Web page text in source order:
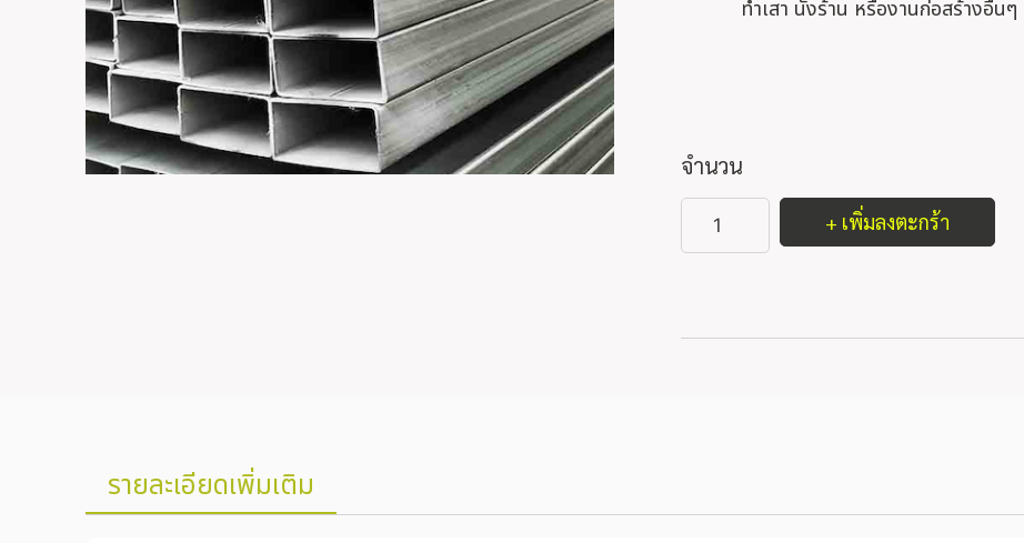
ทำเสา นั่งร้าน หรืองานก่อสร้างอื่นๆ
จำนวน
+ เพิ่มลงตะกร้า
รายละเอียดเพิ่มเติม